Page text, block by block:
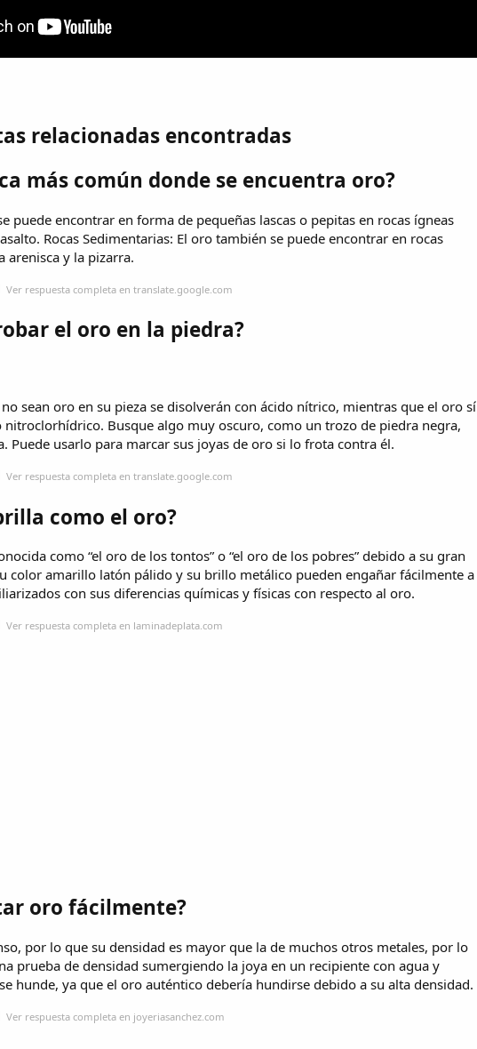
relacionadas encontradas
más común donde se encuentra oro?
puede encontrar en forma de pequeñas lascas o pepitas en rocas ígneas
Rocas Sedimentarias: El oro también se puede encontrar en rocas
arenisca y la pizarra.
Ver respuesta completa en translate.google.com
el oro en la piedra?
sean oro en su pieza se disolverán con ácido nítrico, mientras que el oro sí
nitroclorhídrico. Busque algo muy oscuro, como un trozo de piedra negra,
Puede usarlo para marcar sus joyas de oro si lo frota contra él.
Ver respuesta completa en translate.google.com
como el oro?
como “el oro de los tontos” o “el oro de los pobres” debido a su gran
color amarillo latón pálido y su brillo metálico pueden engañar fácilmente a
con sus diferencias químicas y físicas con respecto al oro.
Ver respuesta completa en laminadeplata.com
oro fácilmente?
por lo que su densidad es mayor que la de muchos otros metales, por lo
prueba de densidad sumergiendo la joya en un recipiente con agua y
hunde, ya que el oro auténtico debería hundirse debido a su alta densidad.
Ver respuesta completa en joyeriasanchez.com